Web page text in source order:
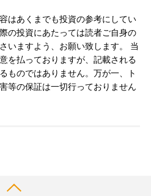
はあくまでも投資の参考にしてい
の投資にあたっては読者ご自身の
いますよう、お願い致します。 当
を払っておりますが、記載される
ものではありません。万が一、ト
等の保証は一切行っておりません